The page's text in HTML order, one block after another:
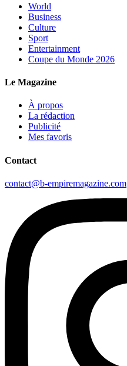
World
Business
Culture
Sport
Entertainment
Coupe du Monde 2026
Le Magazine
À propos
La rédaction
Publicité
Mes favoris
Contact
contact@b-empiremagazine.com